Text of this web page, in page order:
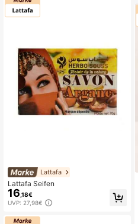
Lattafa
Lattafa Seifen
16 ,18€
UVP: 27,98€